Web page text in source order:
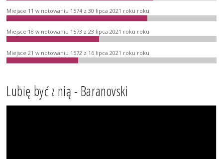
Miejsce 11 w notowaniu 1574 z 30 lipca 2021 roku roku
Miejsce 18 w notowaniu 1573 z 23 lipca 2021 roku roku
Miejsce 21 w notowaniu 1572 z 16 lipca 2021 roku roku
Lubię być z nią - Baranovski